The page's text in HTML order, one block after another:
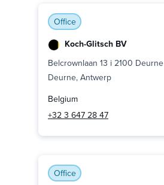
Office
Koch-Glitsch BV
Belcrownlaan 13 i 2100 Deurne
Deurne, Antwerp
Belgium
+32 3 647 28 47
Office